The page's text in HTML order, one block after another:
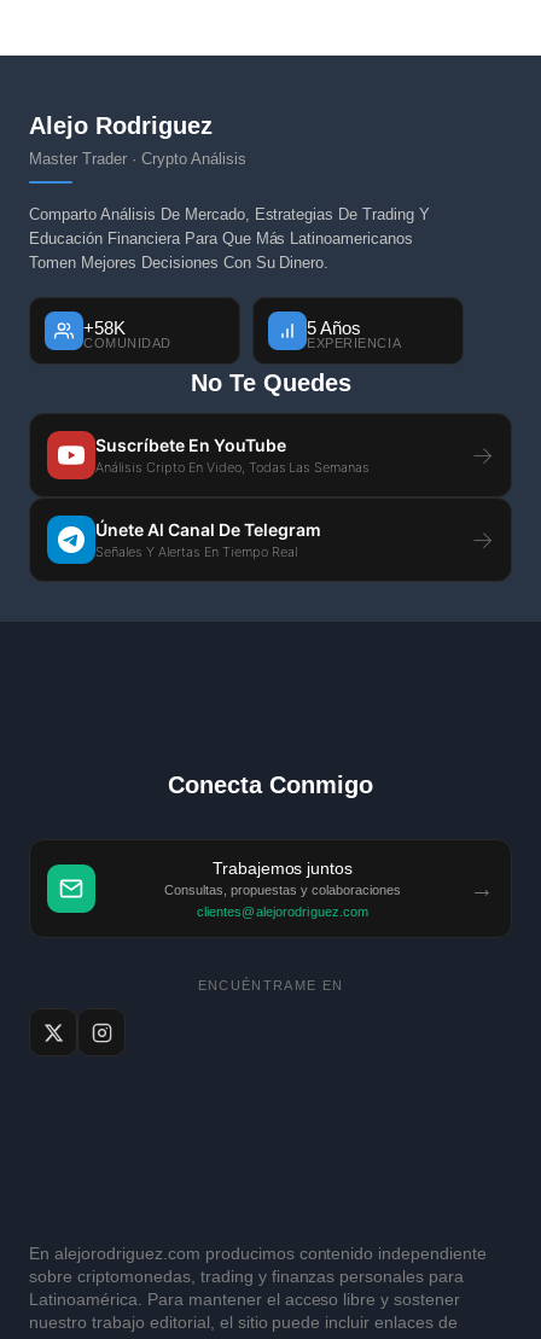
Alejo Rodriguez
Master Trader · Crypto Análisis
Comparto Análisis De Mercado, Estrategias De Trading Y
Educación Financiera Para Que Más Latinoamericanos
Tomen Mejores Decisiones Con Su Dinero.
+58K
COMUNIDAD
5 Años
EXPERIENCIA
No Te Quedes
Suscríbete En YouTube
Análisis Cripto En Video, Todas Las Semanas →
Únete Al Canal De Telegram
Señales Y Alertas En Tiempo Real →
Conecta Conmigo
Trabajemos juntos
Consultas, propuestas y colaboraciones
clientes@alejorodriguez.com
→
ENCUÉNTRAME EN
En alejorodriguez.com producimos contenido independiente
sobre criptomonedas, trading y finanzas personales para
Latinoamérica. Para mantener el acceso libre y sostener
nuestro trabajo editorial, el sitio puede incluir enlaces de